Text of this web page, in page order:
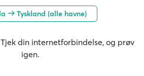
Tyskland (alle havne)
din internetforbindelse, og prøv
igen.